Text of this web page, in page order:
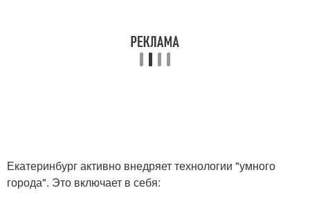
Екатеринбург активно внедряет технологии "умного
города". Это включает в себя: